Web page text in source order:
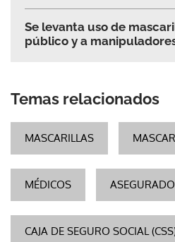
Se levanta uso de
público y a
Temas relacionados
MASCARILLAS
MÉDICOS
CAJA DE SEGURO SOCIAL